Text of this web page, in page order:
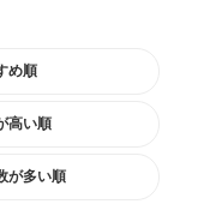
め順
高い順
が多い順